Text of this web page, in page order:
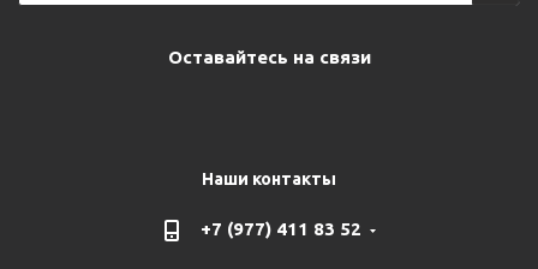
Оставайтесь на связи
Наши контакты
+7 (977) 411 83 52